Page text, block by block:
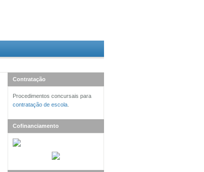
Contratação
Procedimentos concursais para
contratação de escola
Cofinanciamento